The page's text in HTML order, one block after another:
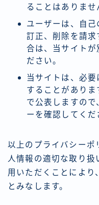
ることはありませ
ユーザーは、自己
訂正、削除を請求
合は、当サイトが
ださい。
当サイトは、必
することがあり
で公表しますの
ーを確認してくだ
以上のプライバシーポ
人情報の適切な取り扱
用いただくことにより
とみなします。